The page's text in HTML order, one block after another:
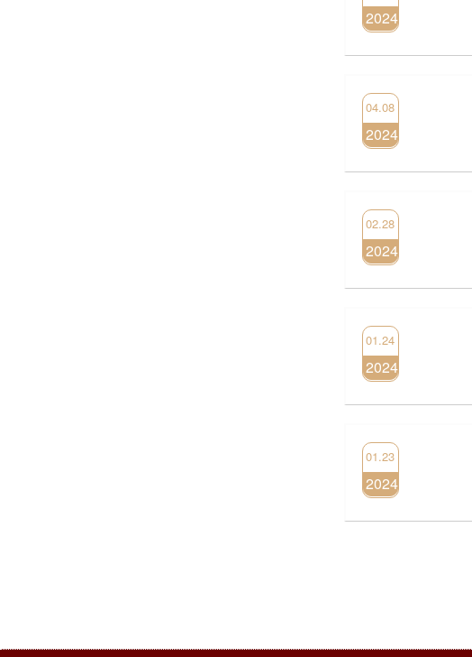
2024
04.08
2024
02.28
2024
01.24
2024
01.23
2024